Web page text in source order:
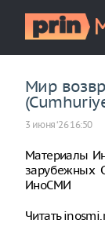
Мир
3 июня ‘26 16:50
Материалы
зарубежных
ИноСМИ
Читать